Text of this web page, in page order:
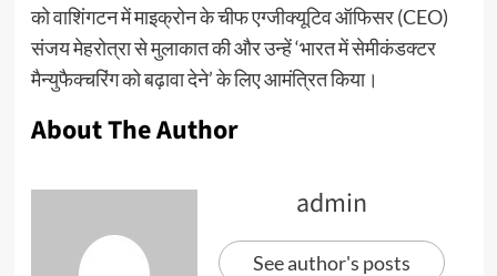
को वाशिंगटन में माइक्रोन के चीफ एग्जीक्यूटिव ऑफिसर (CEO)
संजय मेहरोत्रा से मुलाकात की और उन्हें ‘भारत में सेमीकंडक्टर
मैन्युफैक्चरिंग को बढ़ावा देने’ के लिए आमंत्रित किया।
About The Author
admin
See author's posts